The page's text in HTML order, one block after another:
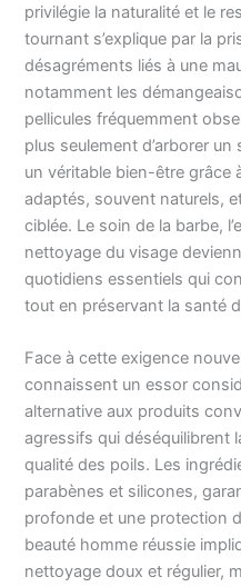
privilégie la naturalité et le
tournant s’explique par la
désagréments liés à une
notamment les
pellicules fréquemment
plus seulement d’arborer
un véritable bien-être grâce
adaptés, souvent naturels,
ciblée. Le soin de la barbe,
nettoyage du visage
quotidiens essentiels qui
tout en préservant la santé
Face à cette exigence
connaissent un essor
alternative aux produits
agressifs qui déséquilibrent
qualité des poils. Les
parabènes et silicones,
profonde et une protection
beauté homme réussie
nettoyage doux et régulier,